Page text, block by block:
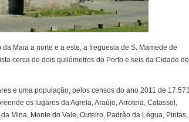
Maia a norte e a este, a freguesia de S. Mamede de
cerca de dois quilómetros do Porto e seis da Cidade de
e uma população, pelos censos do ano 2011 de 17.571
os lugares da Agrela, Araújo, Arroteia, Catassol,
Mina, Monte do Vale, Outeiro, Padrão da Légua, Pintas,